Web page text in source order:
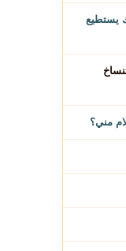
يستطيع